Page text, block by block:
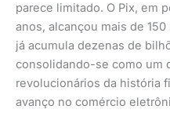
parece limitado. O Pix, em
anos, alcançou mais de
já acumula dezenas de
consolidando-se como um
revolucionários da história
avanço no comércio